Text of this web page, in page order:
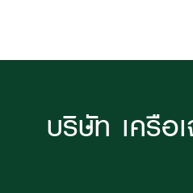
บริษัท เครื